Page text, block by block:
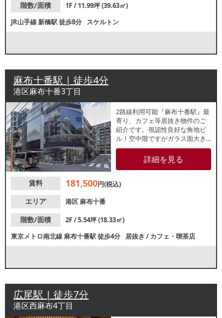
階数/面積
1F / 11.99坪 (39.63㎡)
JR山手線新橋駅徒歩8分 スケルトン
麻布十番駅 | 徒歩4分
港区麻布十番3丁目
2路線利用可能『麻布十番駅』最
寄り、カフェ等居抜き物件のご
紹介です。視認性良好な角地ビ
ル！空中階ですがガラス面大き
く宣伝効果ございます。新規出
店・個人開業をお考えの方にお
すすめな小箱物件！諸条件等、
詳細を見る
賃料 181,500円(税込)
エリア
港区 麻布十番
階数/面積
2F / 5.54坪 (18.33㎡)
東京メトロ南北線 麻布十番駅徒歩4分 居抜き /カフェ・喫茶店
広尾駅 | 徒歩7分
港区西麻布4丁目